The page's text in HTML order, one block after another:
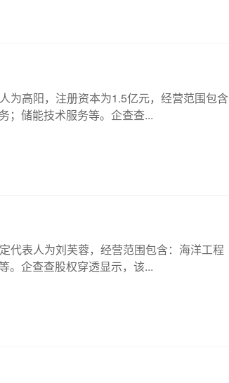
为高阳，注册资本为1.5亿元，经营范围包含
；储能技术服务等。企查查...
代表人为刘芙蓉，经营范围包含：海洋工程
。企查查股权穿透显示，该...